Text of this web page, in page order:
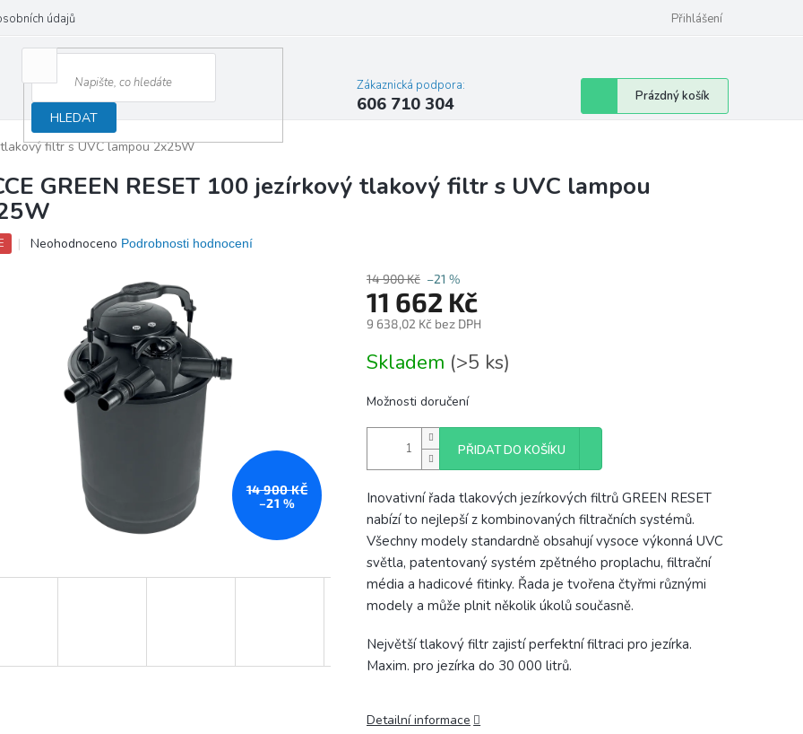
údajů Přihlášení
HLEDAT
Zákaznická podpora:
606 710 304
Nákupní
košík
Prázdný košík
tlakový filtr s UVC lampou 2x25W
GREEN RESET 100 jezírkový tlakový filtr s UVC lampou
Průměrné
hvězdiček.
Neohodnoceno Podrobnosti hodnocení
14 900 KČ
–21 %
14 900 Kč –21 %
11 662 Kč
9 638,02 Kč bez DPH
cena:
Skladem (>5 ks)
Možnosti doručení
PŘIDAT DO KOŠÍKU
Inovativní řada tlakových jezírkových filtrů GREEN RESET
nabízí to nejlepší z kombinovaných filtračních systémů.
Všechny modely standardně obsahují vysoce výkonná UVC
světla, patentovaný systém zpětného proplachu, filtrační
média a hadicové fitinky. Řada je tvořena čtyřmi různými
modely a může plnit několik úkolů současně.
Největší tlakový filtr zajistí perfektní filtraci pro jezírka.
Maxim. pro jezírka do 30 000 litrů.
Detailní informace